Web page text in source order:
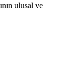
ulusal ve